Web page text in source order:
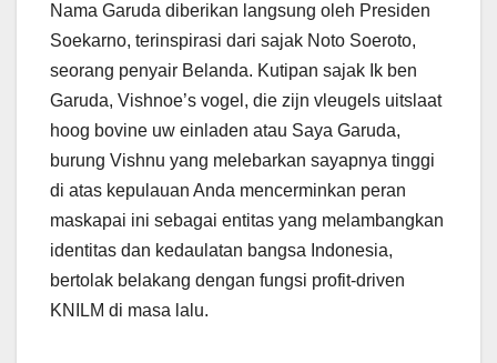
Nama Garuda diberikan langsung oleh Presiden
Soekarno, terinspirasi dari sajak Noto Soeroto,
seorang penyair Belanda. Kutipan sajak Ik ben
Garuda, Vishnoe’s vogel, die zijn vleugels uitslaat
hoog bovine uw einladen atau Saya Garuda,
burung Vishnu yang melebarkan sayapnya tinggi
di atas kepulauan Anda mencerminkan peran
maskapai ini sebagai entitas yang melambangkan
identitas dan kedaulatan bangsa Indonesia,
bertolak belakang dengan fungsi profit-driven
KNILM di masa lalu.